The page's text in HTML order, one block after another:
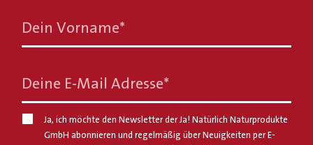
Dein Vorname*
Deine E-Mail Adresse*
Ja, ich möchte den Newsletter der Ja! Natürlich Naturprodukte
GmbH abonnieren und regelmäßig über Neuigkeiten per E-